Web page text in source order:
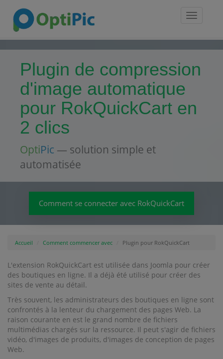
Toggle
Plugin de compression
d'image automatique
pour RokQuickCart en
2 clics
OptiPic — solution simple et
automatisée
Comment se connecter avec RokQuickCart
Accueil Comment commencer avec Plugin pour RokQuickCart
L'extension RokQuickCart est utilisée dans Joomla pour créer
des boutiques en ligne. Il a déjà été utilisé pour créer des
sites de vente au détail.
Très souvent, les administrateurs des boutiques en ligne sont
confrontés à la lenteur du chargement des pages Web. La
raison courante en est le grand nombre de fichiers
multimédias chargés sur la ressource. Il peut s'agir de fichiers
vidéo, d'images de produits, d'images de conception de pages
Web.